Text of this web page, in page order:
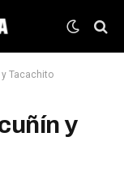
y Tacachito
y